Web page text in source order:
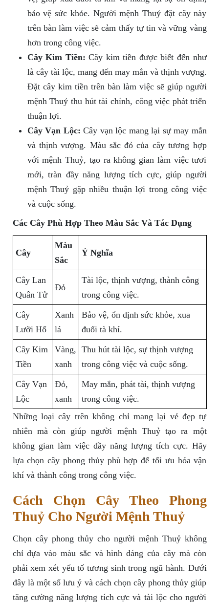
bảo vệ sức khỏe. Người mệnh Thuỷ đặt cây này
trên bàn làm việc sẽ cảm thấy tự tin và vững vàng
hơn trong công việc.
Cây Kim Tiền: Cây kim tiền được biết đến như
là cây tài lộc, mang đến may mắn và thịnh vượng.
Đặt cây kim tiền trên bàn làm việc sẽ giúp người
mệnh Thuỷ thu hút tài chính, công việc phát triển
thuận lợi.
Cây Vạn Lộc: Cây vạn lộc mang lại sự may mắn
và thịnh vượng. Màu sắc đỏ của cây tương hợp
với mệnh Thuỷ, tạo ra không gian làm việc tươi
mới, tràn đầy năng lượng tích cực, giúp người
mệnh Thuỷ gặp nhiều thuận lợi trong công việc
và cuộc sống.
Các Cây Phù Hợp Theo Màu Sắc Và Tác Dụng
Cây
Màu
Sắc
Ý Nghĩa
Cây Lan
Quân Tử
Đỏ
Tài lộc, thịnh vượng, thành công
trong công việc.
Cây
Lưỡi Hổ
Xanh
lá
Bảo vệ, ổn định sức khỏe, xua
đuổi tà khí.
Cây Kim
Tiền
Vàng,
xanh
Thu hút tài lộc, sự thịnh vượng
trong công việc và cuộc sống.
Cây Vạn
Lộc
Đỏ,
xanh
May mắn, phát tài, thịnh vượng
trong công việc.
Những loại cây trên không chỉ mang lại vẻ đẹp tự
nhiên mà còn giúp người mệnh Thuỷ tạo ra một
không gian làm việc đầy năng lượng tích cực. Hãy
lựa chọn cây phong thủy phù hợp để tối ưu hóa vận
khí và thành công trong công việc.
Cách Chọn Cây Theo Phong
Thuỷ Cho Người Mệnh Thuỷ
Chọn cây phong thủy cho người mệnh Thuỷ không
chỉ dựa vào màu sắc và hình dáng của cây mà còn
phải xem xét yếu tố tương sinh trong ngũ hành. Dưới
đây là một số lưu ý và cách chọn cây phong thủy giúp
tăng cường năng lượng tích cực và tài lộc cho người